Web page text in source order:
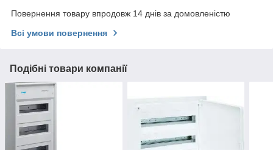
Повернення товару впродовж 14 днів за домовленістю
Всі умови повернення
Подібні товари компанії